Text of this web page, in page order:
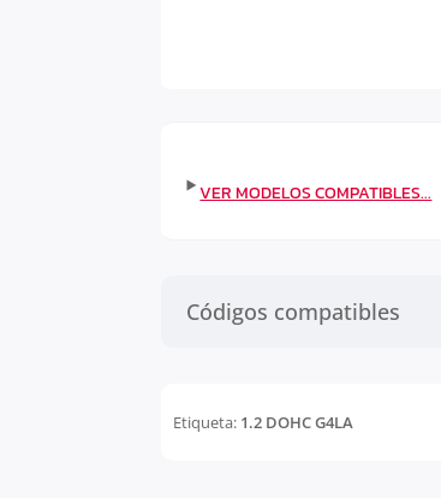
Códigos compatibles
Etiqueta: 1.2 DOHC G4LA